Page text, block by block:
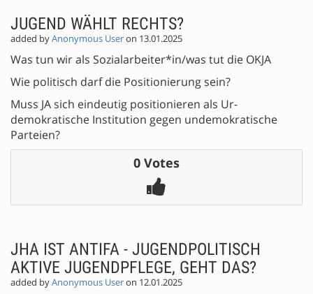
JUGEND WÄHLT RECHTS?
added byAnonymous Useron 13.01.2025
Was tun wir als Sozialarbeiter*in/was tut die OKJA
Wie politisch darf die Positionierung sein?
Muss JA sich eindeutig positionieren als Ur-
demokratische Institution gegen undemokratische
Parteien?
0 Votes
JHA IST ANTIFA - JUGENDPOLITISCH
AKTIVE JUGENDPFLEGE, GEHT DAS?
added byAnonymous Useron 12.01.2025